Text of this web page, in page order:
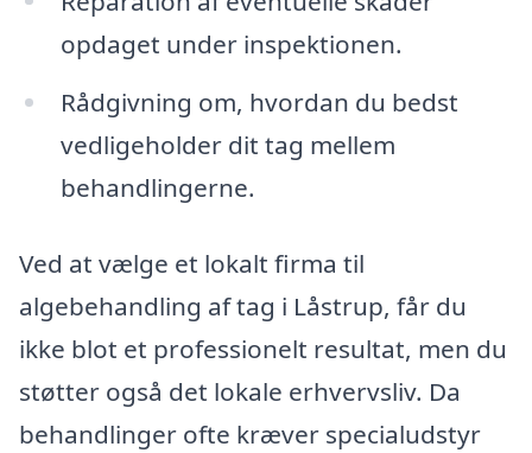
opdaget under inspektionen.
Rådgivning om, hvordan du bedst
vedligeholder dit tag mellem
behandlingerne.
Ved at vælge et lokalt firma til
algebehandling af tag i Låstrup, får du
ikke blot et professionelt resultat, men du
støtter også det lokale erhvervsliv. Da
behandlinger ofte kræver specialudstyr